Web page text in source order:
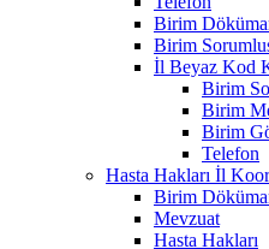
Birim
Birim
İl Beyaz Kod
Birim
Birim
Birim
Telefon
Hasta Hakları İl
Birim
Mevzuat
Hasta Hakları